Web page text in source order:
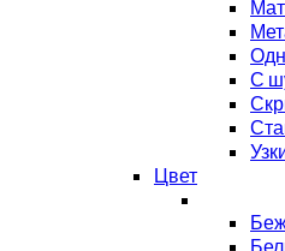
С
Цвет